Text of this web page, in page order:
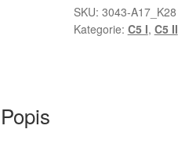
pro
Citroën
SKU: 3043-A17_K28
Kategorie: C5 I, C5 II
Popis